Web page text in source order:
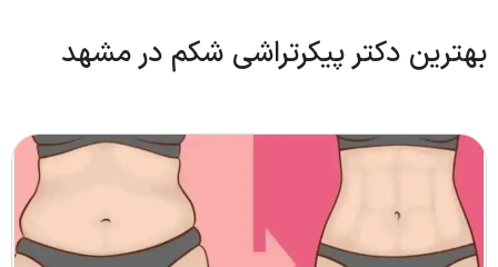
بهترین دکتر پیکرتراشی شکم در مشهد